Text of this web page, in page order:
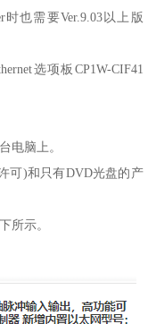
也需要Ver.9.03以上版
选项板CP1W-CIF41
电脑上。
可)和只有DVD光盘的产
所示。